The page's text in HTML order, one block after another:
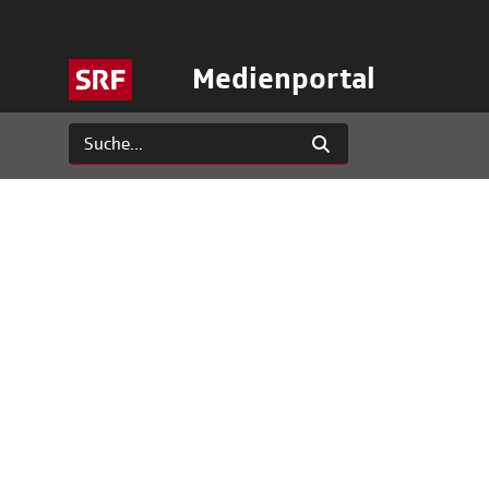
Medienportal